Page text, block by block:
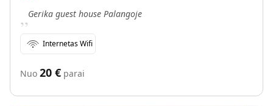
„Gerika guest house Palangoje
Internetas Wifi
Nuo 20 € parai